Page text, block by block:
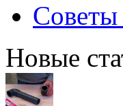
Советы
Новые